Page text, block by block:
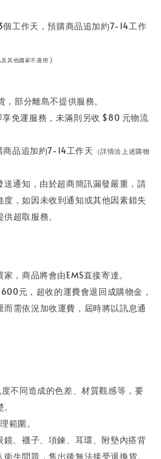
工作天，預購商品追加約7-14工作
其他國家不適用 )
部分離島不提供服務。
免運服務，未滿則另收 $80 元物流
品追加約7-14工作天 （詳情洽上述購物
通知，由於超商簡訊漏發嚴重，請
，如因未收到通知或其他因素錯失
超取服務。
，商品將會由EMS直接寄達。
元，超收的運費會退回成購物金，
需依況加收運費，屆時將以訊息通
不同造成的色差、材質觀感等，要
範圍。
、襪子、項鍊、耳環、附墊內搭背
生問題，售出後無法接受退換貨。